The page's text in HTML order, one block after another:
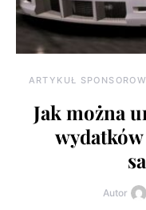
ARTYKUŁ
Jak można
Autor